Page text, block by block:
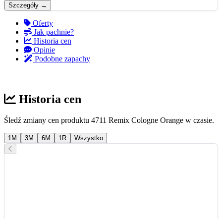
Szczegóły →
Oferty
Jak pachnie?
Historia cen
Opinie
Podobne zapachy
Historia cen
Śledź zmiany cen produktu 4711 Remix Cologne Orange w czasie.
1M 3M 6M 1R Wszystko